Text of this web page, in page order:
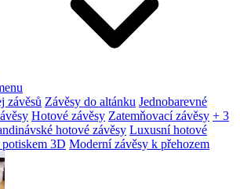
závěsů Závěsy do altánku Jednobarevné
Hotové závěsy Zatemňovací závěsy + 3
hotové závěsy Luxusní hotové
potiskem 3D Moderní závěsy k přehozem